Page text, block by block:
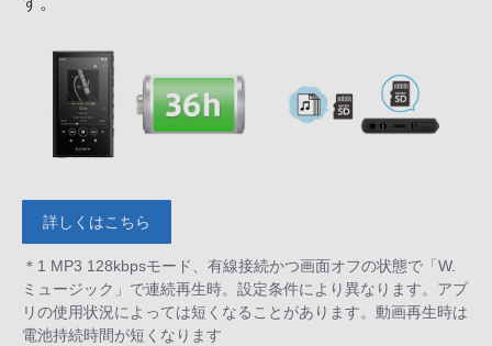
詳しくはこちら
＊1 MP3 128kbpsモード、有線接続かつ画面オフの状態で「W.
ミュージック」で連続再生時。設定条件により異なります。アプ
リの使用状況によっては短くなることがあります。動画再生時は
電池持続時間が短くなります